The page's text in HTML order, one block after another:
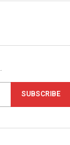
SUBSCRIBE